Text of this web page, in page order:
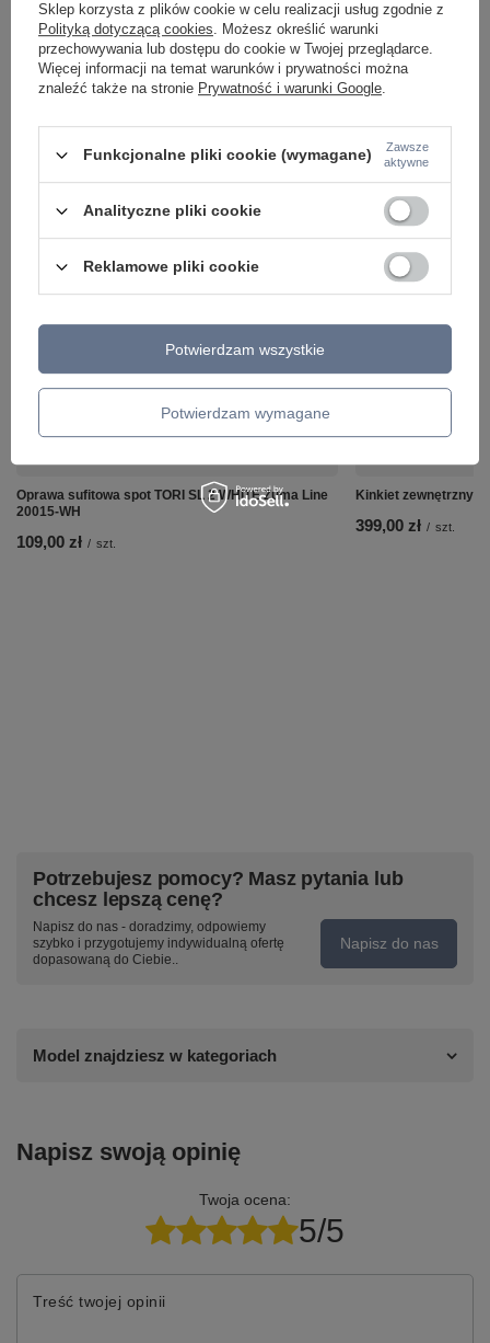
ZOBACZ RÓWNIEŻ
Oprawa sufitowa spot TORI SL 2 WHITE Zuma Line
20015-WH
109,00 zł / szt.
Kinkiet zewnętrzny
399,00 zł / szt.
Potrzebujesz pomocy? Masz pytania lub
chcesz lepszą cenę?
Napisz do nas - doradzimy, odpowiemy
szybko i przygotujemy indywidualną ofertę
dopasowaną do Ciebie..
Napisz do nas
Model znajdziesz w kategoriach
Napisz swoją opinię
Twoja ocena:
5/5
Treść twojej opinii
Sklep korzysta z plików cookie w celu realizacji usług zgodnie z
Polityką dotyczącą cookies. Możesz określić warunki
przechowywania lub dostępu do cookie w Twojej przeglądarce.
Więcej informacji na temat warunków i prywatności można
znaleźć także na stronie Prywatność i warunki Google.
Funkcjonalne pliki cookie (wymagane)
Zawsze
aktywne
Analityczne pliki cookie
Reklamowe pliki cookie
Potwierdzam wymagane
Potwierdzam wszystkie